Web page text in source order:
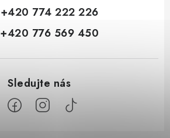
+420 774 222 226
+420 776 569 450